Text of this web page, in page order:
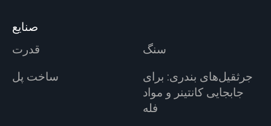
صنایع
قدرت
سنگ
ساخت پل
جرثقیل‌های بندری: برای
جابجایی کانتینر و مواد
فله